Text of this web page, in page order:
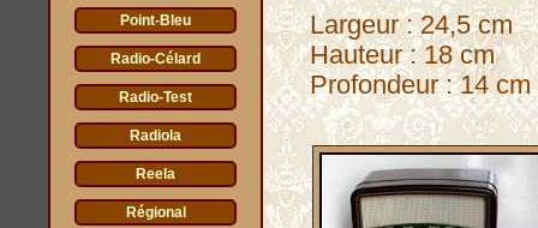
Point-Bleu
Radio-Célard
Radio-Test
Radiola
Reela
Régional
Largeur : 24,5 cm
Hauteur : 18 cm
Profondeur : 14 cm